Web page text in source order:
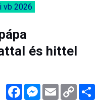
vb 2026
és hittel
FacebookMessenger
Email Copy
Link